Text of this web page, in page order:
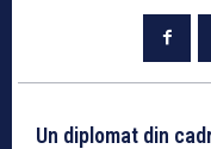
Un diplomat din